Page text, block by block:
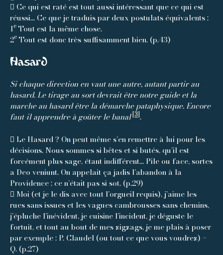
 Ce qui est raté est tout aussi intéressant que ce qui est
réussi… Ce que je traduis par deux postulats équivalents :
1e Tout est la même chose.
2e Tout est donc très-suffisamment bien. (p.43)
Hasard
Si chaque direction en vaut une autre, autant partir au
hasard. Le tirage au sort devrait être notre guide et la
marche au hasard être la démarche pataphysique. Encore
faut-il apprendre à goûter le banal[3].
 Le Hasard ? On peut même s’en remettre à lui pour les
décisions. Nous sommes si bêtes et si butés, qu’il est
forcément plus sage, étant indifférent… Pile ou face, sortes
a Deo veniunt. On appelait ça jadis l’abandon à la
Providence : ce n’était pas si sot. (p.29)
 Moi (et je le dis avec tout l’orgueil requis), j’aime les
rues sans issues et les vagues cambrousses sans chemins,
j’épluche l’inévident, je cuisine l’incident, je déguste le
fortuit, et tout au bout de mes zigzags, je me plais à poser
par exemple : P. Claudel (ou tout ce que vous voudrez) =
Q. (p.27)